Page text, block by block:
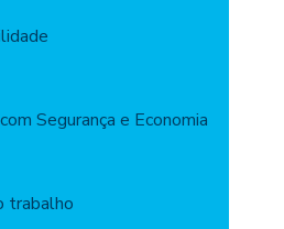
Segurança e Economia
trabalho